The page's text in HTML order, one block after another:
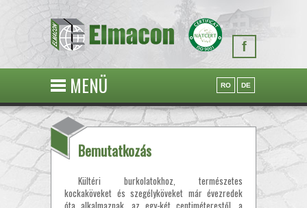
f
MENÜ RO DE
Bemutatkozás
Kültéri burkolatokhoz, természetes
kockaköveket és szegélyköveket már évezredek
óta alkalmaznak, az egy-két centiméterestől, a